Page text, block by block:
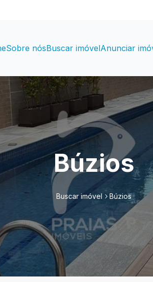
Sobre nósBuscar imóvelAnunciar
Búzios
Buscar imóvel Búzios